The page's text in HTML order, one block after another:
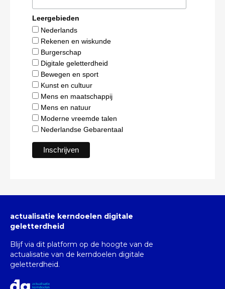
Leergebieden
Nederlands
Rekenen en wiskunde
Burgerschap
Digitale geletterdheid
Bewegen en sport
Kunst en cultuur
Mens en maatschappij
Mens en natuur
Moderne vreemde talen
Nederlandse Gebarentaal
actualisatie kerndoelen digitale
geletterdheid
Blijf via dit platform op de hoogte van de
actualisatie van de kerndoelen digitale
geletterdheid.